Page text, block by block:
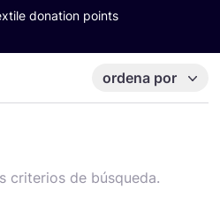
donation points
ordena por
criterios de búsqueda.